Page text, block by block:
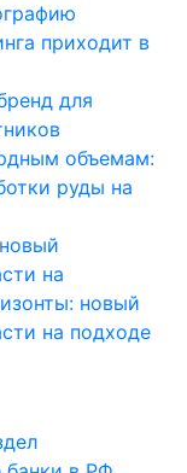
приходит в
для
объемам:
руды на
на
новый
на подходе